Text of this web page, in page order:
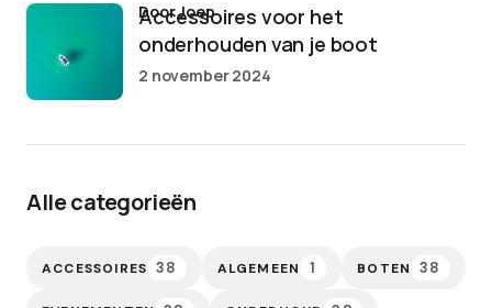
Accessoires voor het
onderhouden van je boot
door Joep
2 november 2024
Alle categorieën
ACCESSOIRES 38 ALGEMEEN 1 BOTEN 38